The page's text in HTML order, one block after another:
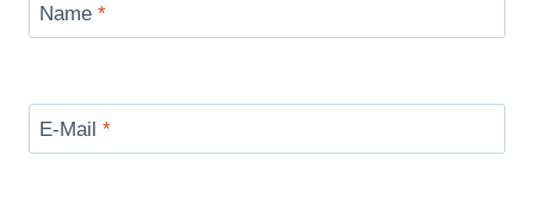
Name *
E-Mail *